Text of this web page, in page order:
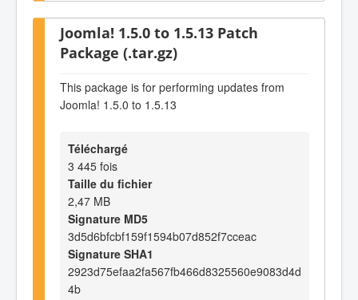
Joomla! 1.5.0 to 1.5.13 Patch
Package (.tar.gz)
This package is for performing updates from
Joomla! 1.5.0 to 1.5.13
Téléchargé
3 445 fois
Taille du fichier
2,47 MB
Signature MD5
3d5d6bfcbf159f1594b07d852f7cceac
Signature SHA1
2923d75efaa2fa567fb466d8325560e9083d4d
4b